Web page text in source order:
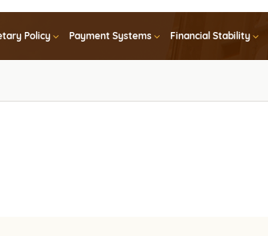
Policy Payment Systems Financial Stability